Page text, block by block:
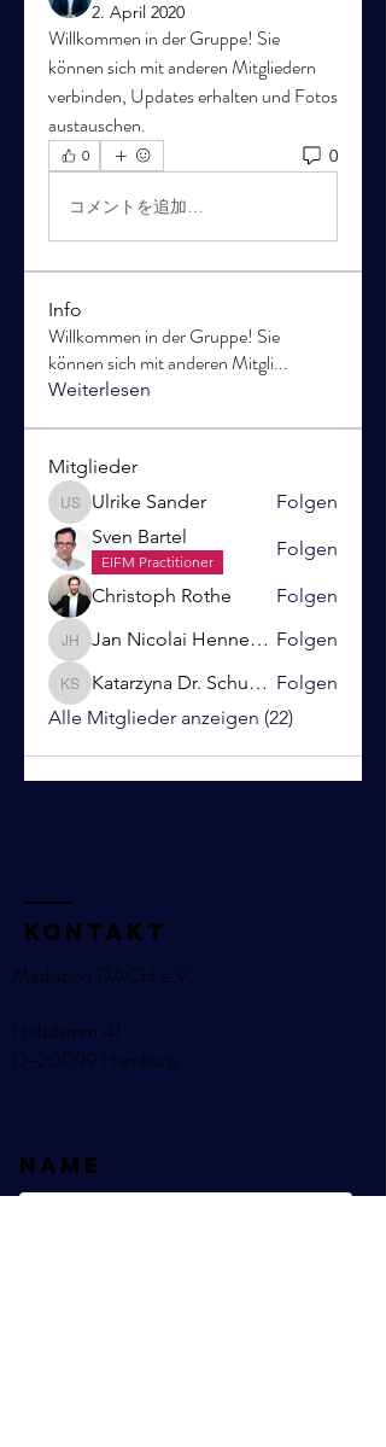
2. April 2020
Willkommen in der Gruppe! Sie
können sich mit anderen Mitgliedern
verbinden, Updates erhalten und Fotos
austauschen.
0 0
コメントを追加…
Info
Willkommen in der Gruppe! Sie
können sich mit anderen Mitgli...
Weiterlesen
Mitglieder
Ulrike Sander
Ulrike Sander
Folgen
Sven Bartel
EIFM Practitioner
Folgen
Christoph Rothe Folgen
Jan Nicolai Hennemann Jan Nicolai Hennemann Folgen
Katarzyna Dr. Schubert-Panecka
Katarzyna Dr. Schubert-Panecka Folgen
Alle Mitglieder anzeigen (22)
KOntakt
Mediation DACH e.V.
Holzdamm 41
D-20099 Hamburg
Name